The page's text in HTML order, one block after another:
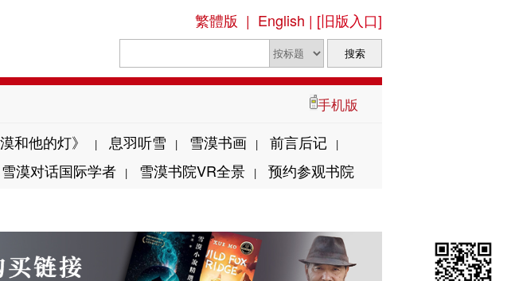
繁體版 | English | [旧版入口]
手机版
和他的灯》 | 息羽听雪 | 雪漠书画 | 前言后记 |
雪漠对话国际学者 | 雪漠书院VR全景 | 预约参观书院